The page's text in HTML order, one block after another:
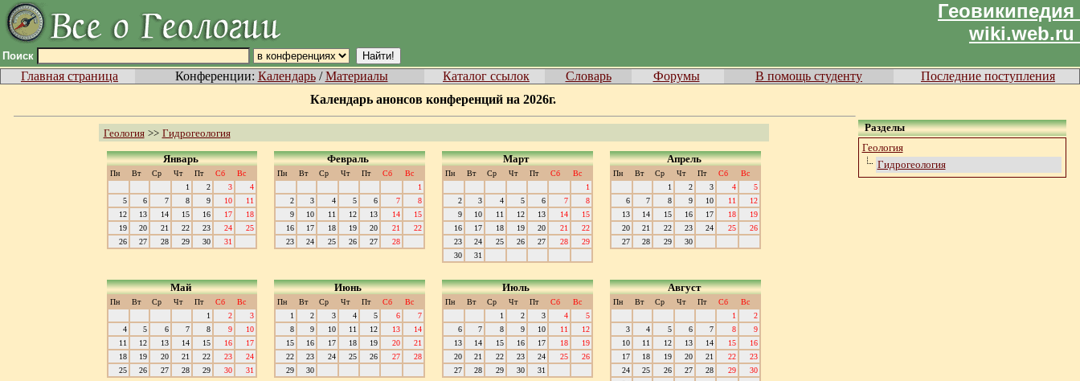
Геовикипедия
wiki.web.ru
Поиск
Главная страница Конференции: Календарь/Материалы Каталог ссылок Словарь Форумы В помощь студенту
Последние поступления
Календарь анонсов конференций на 2026г.
Геология >> Гидрогеология
Январь
Пн Вт Ср Чт Пт Сб
Вс
1
2 3
4
5
6 7 8 9 10
11
12
13 14 15 16 17
18
19
20 21 22 23 24
25
26
27 28 29 30 31
Февраль
Пн Вт Ср Чт Пт Сб
Вс
1
2
3 4 5 6 7
8
9
10 11 12 13 14
15
16
17 18 19 20 21
22
23
24 25 26 27 28
Март
Пн Вт Ср Чт Пт Сб
Вс
1
2
3 4 5 6 7
8
9
10 11 12 13 14
15
16
17 18 19 20 21
22
23
24 25 26 27 28
29
30
31
Апрель
Пн Вт Ср Чт Пт Сб
Вс
1
2 3 4
5
6
7 8 9 10 11
12
13
14 15 16 17 18
19
20
21 22 23 24 25
26
27
28 29 30
Май
Пн Вт Ср Чт Пт Сб
Вс
1
2
3
4
5 6 7 8 9
10
11
12 13 14 15 16
17
18
19 20 21 22 23
24
25
26 27 28 29 30 31
Июнь
Пн Вт Ср Чт Пт Сб
Вс
1
2 3 4 5 6
7
8
9 10 11 12 13
14
15
16 17 18 19 20
21
22
23 24 25 26 27
28
29
30
Июль
Пн Вт Ср Чт Пт Сб
Вс
1
2 3 4
5
6
7 8 9 10 11
12
13
14 15 16 17 18
19
20
21 22 23 24 25
26
27
28 29 30 31
Август
Пн Вт Ср Чт Пт Сб
Вс
1
2
3
4 5 6 7 8
9
10
11 12 13 14 15
16
17
18 19 20 21 22
23
24
25 26 27 28 29
30
Разделы
Геология
Гидрогеология